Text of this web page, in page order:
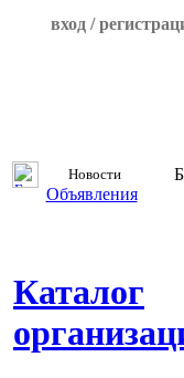
вход /
Новости
Объявления
Каталог